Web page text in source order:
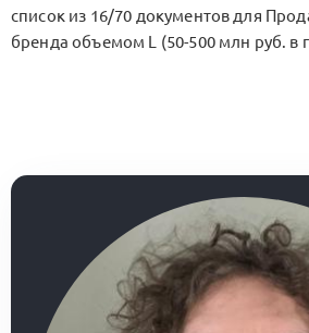
список из 16/70 документов для
бренда объемом L (50-500 млн руб. в